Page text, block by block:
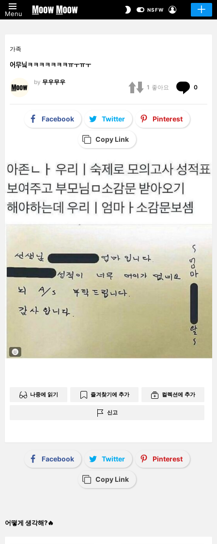
Menu
SWITCHNSFW
가족
어무닠ㅋㅋㅋㅋㅋㅋㅋㅠㅜㅠㅜ
by 무우무우
1 좋아요 0
Facebook Twitter Pinterest
Copy Link
나중에 읽기 즐겨찾기에 추가 컬렉션에 추가
신고
Facebook Twitter Pinterest
Copy Link
어떻게 생각해?🔥